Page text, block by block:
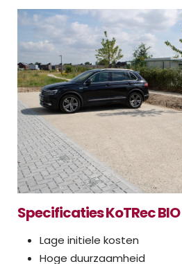
Specificaties KoTRec BIO
Lage initiele kosten
Hoge duurzaamheid